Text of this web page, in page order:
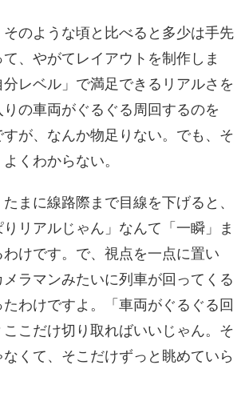
のような頃と比べると多少は手先
、やがてレイアウトを制作しま
レベル」で満足できるリアルさを
の車両がぐるぐる周回するのを
が、なんか物足りない。でも、そ
くわからない。
まに線路際まで目線を下げると、
りリアルじゃん」なんて「一瞬」ま
けです。で、視点を一点に置い
ラマンみたいに列車が回ってくる
わけですよ。「車両がぐるぐる回
こだけ切り取ればいいじゃん。そ
なくて、そこだけずっと眺めていら